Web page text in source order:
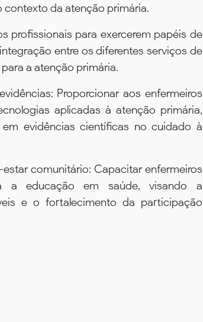
da atenção primária.
profissionais para exercerem papéis de
entre os diferentes serviços de
a atenção primária.
Proporcionar aos enfermeiros
aplicadas à atenção primária,
evidências científicas no cuidado à
comunitário: Capacitar enfermeiros
a educação em saúde, visando a
e o fortalecimento da participação